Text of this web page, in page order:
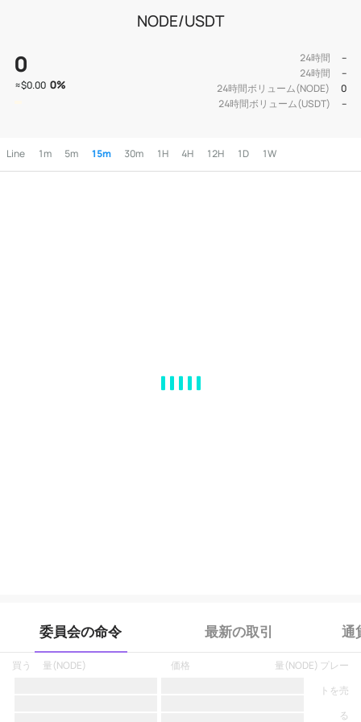
NODE/USDT
0
≈$0.00 0%
24時間
--
24時間
--
24時間ボリューム(NODE)
0
24時間ボリューム(USDT)
--
Line 1m 5m 15m 30m 1H 4H 12H 1D 1W
委員会の命令 最新の取引 通
買う 量(NODE) 価格
プレー
トを売
る
量(NODE)